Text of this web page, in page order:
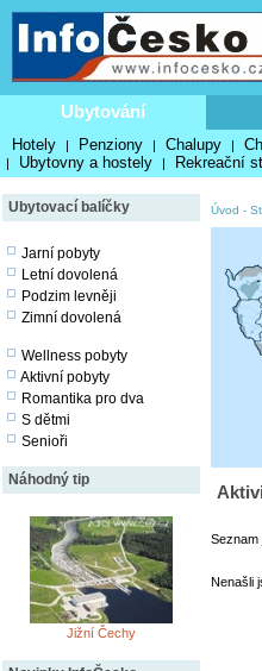
Ubytování
Hotely | Penziony | Chalupy |
| Ubytovny a hostely | Rekreační
Ubytovací balíčky
Jarní pobyty
Letní dovolená
Podzim levněji
Zimní dovolená
Wellness pobyty
Aktivní pobyty
Romantika pro dva
S dětmi
Senioři
Náhodný tip
Jižní Čechy
Úvod -
Seznam
Nenašli